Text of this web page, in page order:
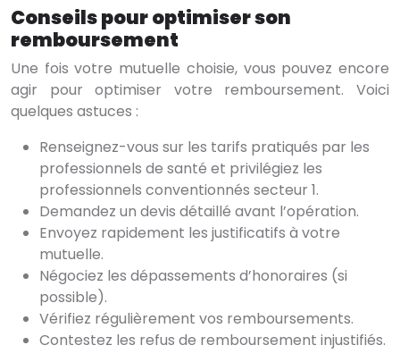
Conseils pour optimiser son
remboursement
Une fois votre mutuelle choisie, vous pouvez encore
agir pour optimiser votre remboursement. Voici
quelques astuces :
Renseignez-vous sur les tarifs pratiqués par les
professionnels de santé et privilégiez les
professionnels conventionnés secteur 1.
Demandez un devis détaillé avant l’opération.
Envoyez rapidement les justificatifs à votre
mutuelle.
Négociez les dépassements d’honoraires (si
possible).
Vérifiez régulièrement vos remboursements.
Contestez les refus de remboursement injustifiés.